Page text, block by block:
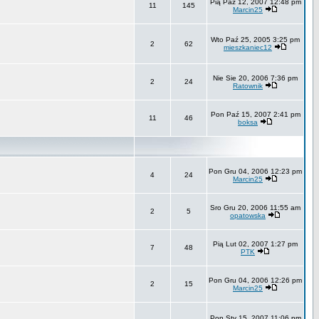
11 145
Pią Paź 12, 2007 12:48 pm
Marcin25
2 62
Wto Paź 25, 2005 3:25 pm
mieszkaniec12
2 24
Nie Sie 20, 2006 7:36 pm
Ratownik
11 46
Pon Paź 15, 2007 2:41 pm
boksa
4 24
Pon Gru 04, 2006 12:23 pm
Marcin25
2 5
Sro Gru 20, 2006 11:55 am
opatowska
7 48
Pią Lut 02, 2007 1:27 pm
PTK
2 15
Pon Gru 04, 2006 12:26 pm
Marcin25